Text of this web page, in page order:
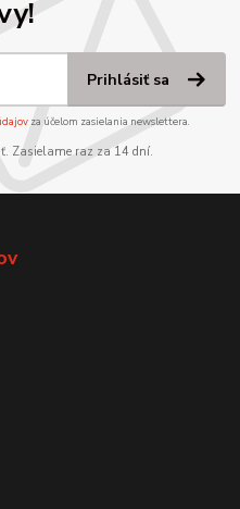
Prihlásiť sa
za účelom zasielania newslettera.
Zasielame raz za 14 dní.